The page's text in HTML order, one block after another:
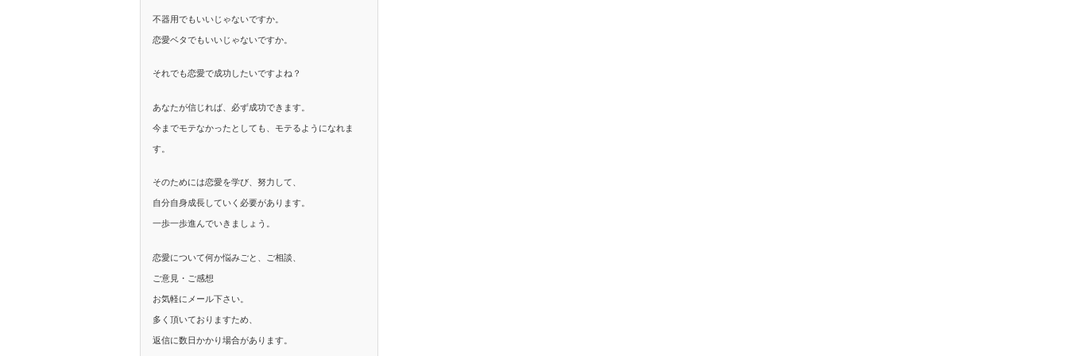
不器用でもいいじゃないですか。
恋愛ベタでもいいじゃないですか。
それでも恋愛で成功したいですよね？
あなたが信じれば、必ず成功できます。
今までモテなかったとしても、モテるようになれま
す。
そのためには恋愛を学び、努力して、
自分自身成長していく必要があります。
一歩一歩進んでいきましょう。
恋愛について何か悩みごと、ご相談、
ご意見・ご感想
お気軽にメール下さい。
多く頂いておりますため、
返信に数日かかり場合があります。